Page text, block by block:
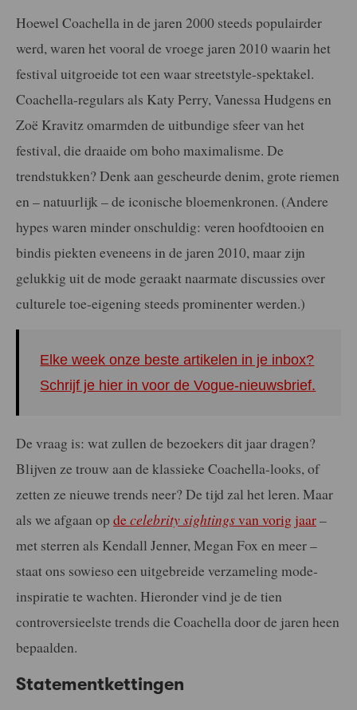
Hoewel Coachella in de jaren 2000 steeds populairder
werd, waren het vooral de vroege jaren 2010 waarin het
festival uitgroeide tot een waar streetstyle-spektakel.
Coachella-regulars als Katy Perry, Vanessa Hudgens en
Zoë Kravitz omarmden de uitbundige sfeer van het
festival, die draaide om boho maximalisme. De
trendstukken? Denk aan gescheurde denim, grote riemen
en – natuurlijk – de iconische bloemenkronen. (Andere
hypes waren minder onschuldig: veren hoofdtooien en
bindis piekten eveneens in de jaren 2010, maar zijn
gelukkig uit de mode geraakt naarmate discussies over
culturele toe-eigening steeds prominenter werden.)
Elke week onze beste artikelen in je inbox?
Schrijf je hier in voor de Vogue-nieuwsbrief.
De vraag is: wat zullen de bezoekers dit jaar dragen?
Blijven ze trouw aan de klassieke Coachella-looks, of
zetten ze nieuwe trends neer? De tijd zal het leren. Maar
als we afgaan op decelebrity sightingsvan vorig jaar–
met sterren als Kendall Jenner, Megan Fox en meer –
staat ons sowieso een uitgebreide verzameling mode-
inspiratie te wachten. Hieronder vind je de tien
controversieelste trends die Coachella door de jaren heen
bepaalden.
Statementkettingen